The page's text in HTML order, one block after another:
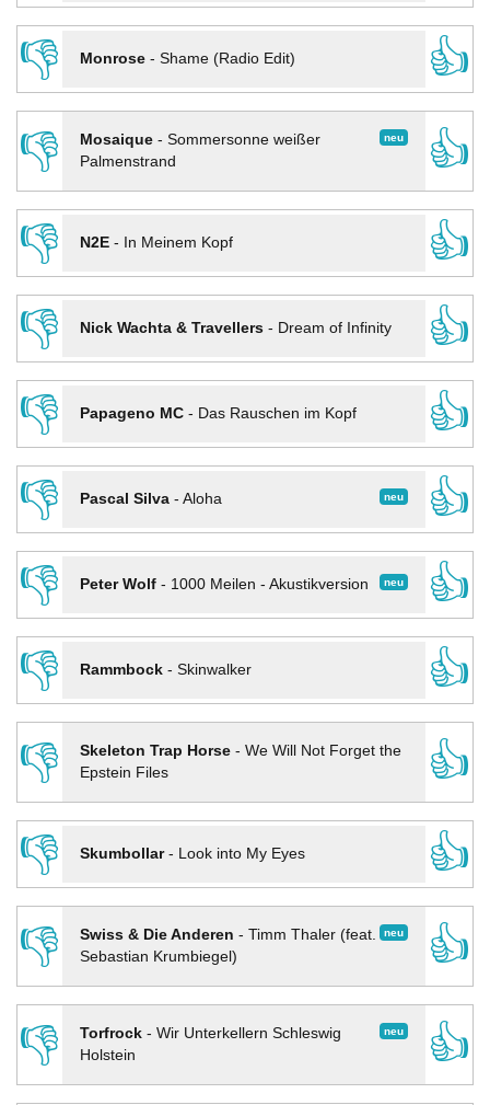
👎
Monrose- Shame (Radio Edit)
👍
👎
neu
Mosaique- Sommersonne weißer
Palmenstrand
👍
👎
N2E- In Meinem Kopf
👍
👎
Nick Wachta & Travellers- Dream of Infinity
👍
👎
Papageno MC- Das Rauschen im Kopf
👍
👎
neu
Pascal Silva- Aloha
👍
👎
neu
Peter Wolf- 1000 Meilen - Akustikversion
👍
👎
Rammbock- Skinwalker
👍
👎
Skeleton Trap Horse- We Will Not Forget the
Epstein Files
👍
👎
Skumbollar- Look into My Eyes
👍
👎
neu
Swiss & Die Anderen - Timm Thaler (feat.
Sebastian Krumbiegel)
👍
👎 neu
Torfrock- Wir Unterkellern Schleswig
Holstein
👍